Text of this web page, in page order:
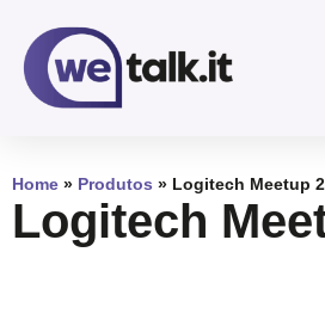
Home » Produtos » Logitech Meetup 2
Logitech